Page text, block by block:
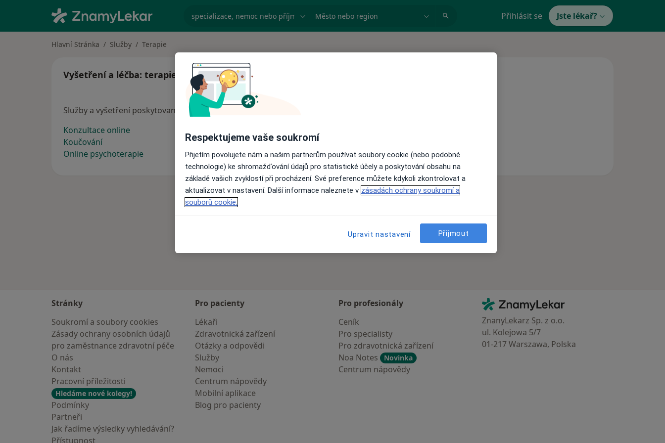
specializace, nemoc nebo příjmení Město nebo region Přihlásit se Jste lékař?
Hlavní Stránka Služby Terapie
Vyšetření a léčba: terapie
Služby a vyšetření poskytované terapeutů
Konzultace online
Koučování
Online psychoterapie
Stránky
Soukromí a soubory cookies
Zásady ochrany osobních údajů
pro zaměstnance zdravotní péče
O nás
Kontakt
Pracovní příležitosti
Hledáme nové kolegy!
Podmínky
Partneři
Jak řadíme výsledky vyhledávání?
Přístupnost
Pro pacienty
Lékaři
Zdravotnická zařízení
Otázky a odpovědi
Služby
Nemoci
Centrum nápovědy
Mobilní aplikace
Blog pro pacienty
Pro profesionály
Ceník
Pro specialisty
Pro zdravotnická zařízení
Noa Notes
Novinka
Centrum nápovědy
Kontakt
ZnamyLekar - Hlavní stránka
ZnanyLekarz Sp. z o.o.
ul. Kolejowa 5/7
01-217 Warszawa, Polska
Respektujeme vaše soukromí
Přijetím povolujete nám a našim partnerům používat soubory cookie (nebo podobné
technologie) ke shromažďování údajů pro statistické účely a poskytování obsahu na
základě vašich zvyklostí při procházení. Své preference můžete kdykoli zkontrolovat a
aktualizovat v nastavení. Další informace naleznete v zásadách ochrany soukromí a
souborů cookie.
Upravit nastavení Přijmout